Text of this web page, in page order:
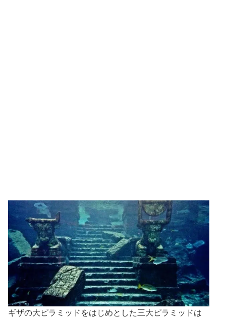
ギザの大ピラミッドをはじめとした三大ピラミッドは